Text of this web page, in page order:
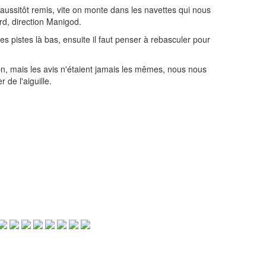
remis, vite on monte dans les navettes qui nous
direction Manigod.
pistes là bas, ensuite il faut penser à rebasculer pour
mais les avis n'étaient jamais les mêmes, nous nous
de l'aiguille.